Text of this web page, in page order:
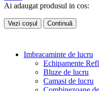
Ai adaugat produsul in cos:
Vezi coșul Continuă
Imbracaminte de lucru
Echipamente
Bluze de lucru
Camasi de lucru